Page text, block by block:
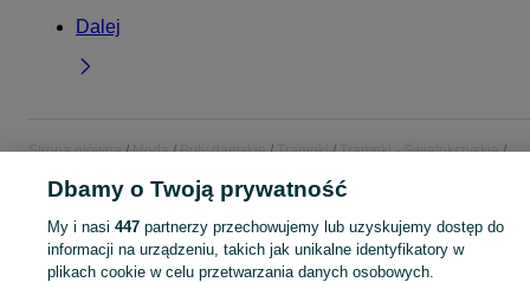
Dalej
Strona główna Moda Buty damskie Trampki
Trampki - Świętokrzyskie
KATEGORIA
Dbamy o Twoją prywatność
My i nasi 447partnerzy przechowujemy lub uzyskujemy dostęp do
informacji na urządzeniu, takich jak unikalne identyfikatory w
plikach cookie w celu przetwarzania danych osobowych.